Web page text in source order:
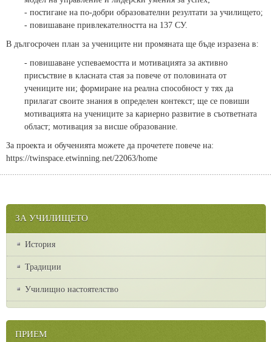
- постигане на по-добри образователни резултати за училището;
- повишаване привлекателността на 137 СУ.
В дългосрочен план за учениците ни промяната ще бъде изразена в:
- повишаване успеваемостта и мотивацията за активно
присъствие в класната стая за повече от половината от
учениците ни; формиране на реална способност у тях да
прилагат своите знания в определен контекст; ще се повиши
мотивацията на учениците за кариерно развитие в съответната
област; мотивация за висше образование.
За проекта и обученията можете да прочетете повече на:
https://twinspace.etwinning.net/22063/home
ЗА УЧИЛИЩЕТО
История
Традиции
Училищно настоятелство
ПРИЕМ